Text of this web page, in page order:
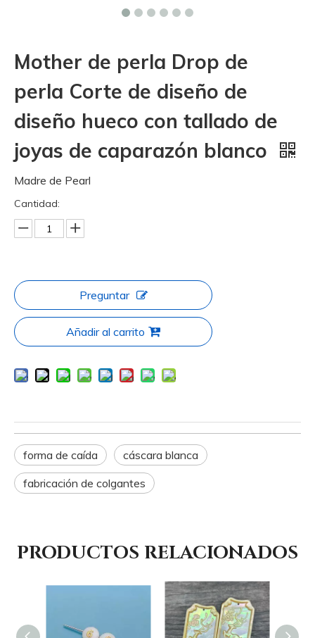
Mother de perla Drop de
perla Corte de diseño de
diseño hueco con tallado de
joyas de caparazón blanco
Madre de Pearl
Cantidad:
Preguntar
Añadir al carrito
forma de caída
cáscara blanca
fabricación de colgantes
PRODUCTOS RELACIONADOS